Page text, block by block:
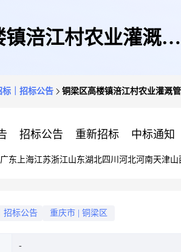
涪江村农业灌溉管
标｜招标公告 铜梁区高楼镇涪江村农业灌溉
招标公告 重新招标 中标通知
广东 上海江苏浙江山东湖北四川 河北河南天津山
招标公告 重庆市 铜梁区